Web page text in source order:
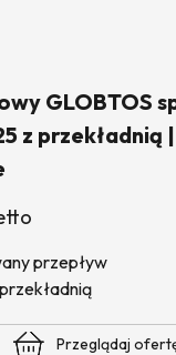
GLOBTOS
z przekładnią
przepływ
Przeglądaj